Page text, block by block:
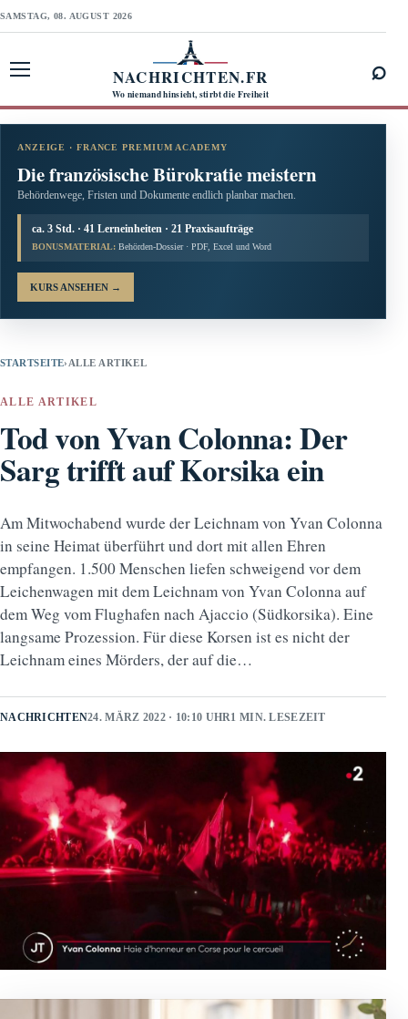
SAMSTAG, 08. AUGUST 2026
NACHRICHTEN.FR
Wo niemand hinsieht, stirbt die Freiheit
⌕
ANZEIGE · FRANCE PREMIUM ACADEMY
Die französische Bürokratie meistern
Behördenwege, Fristen und Dokumente endlich planbar machen.
ca. 3 Std. · 41 Lerneinheiten · 21 Praxisaufträge
BONUSMATERIAL: Behörden-Dossier · PDF, Excel und Word
KURS ANSEHEN →
STARTSEITE› ALLE ARTIKEL
ALLE ARTIKEL
Tod von Yvan Colonna: Der
Sarg trifft auf Korsika ein
Am Mitwochabend wurde der Leichnam von Yvan Colonna
in seine Heimat überführt und dort mit allen Ehren
empfangen. 1.500 Menschen liefen schweigend vor dem
Leichenwagen mit dem Leichnam von Yvan Colonna auf
dem Weg vom Flughafen nach Ajaccio (Südkorsika). Eine
langsame Prozession. Für diese Korsen ist es nicht der
Leichnam eines Mörders, der auf die…
NACHRICHTEN24. MÄRZ 2022 · 10:10 UHR1 MIN. LESEZEIT